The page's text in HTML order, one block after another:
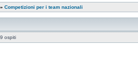
» Competizioni per i team nazionali
ospiti